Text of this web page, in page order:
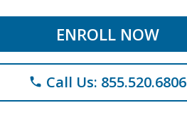
ENROLL NOW
phone Call Us: 855.520.6806